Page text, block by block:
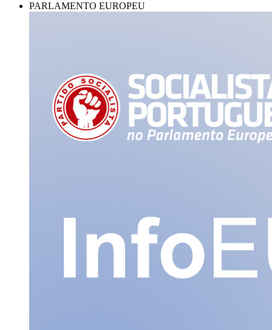
PARLAMENTO EUROPEU